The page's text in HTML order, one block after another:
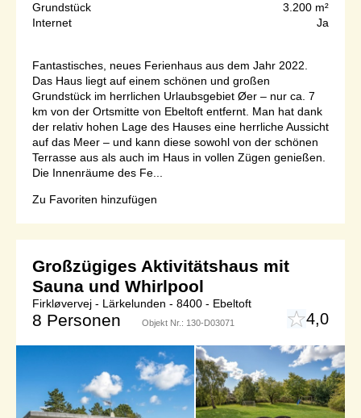
Grundstück
3.200 m²
Internet
Ja
Fantastisches, neues Ferienhaus aus dem Jahr 2022.
Das Haus liegt auf einem schönen und großen
Grundstück im herrlichen Urlaubsgebiet Øer – nur ca. 7
km von der Ortsmitte von Ebeltoft entfernt. Man hat dank
der relativ hohen Lage des Hauses eine herrliche Aussicht
auf das Meer – und kann diese sowohl von der schönen
Terrasse aus als auch im Haus in vollen Zügen genießen.
Die Innenräume des Fe...
Zu Favoriten hinzufügen
Großzügiges Aktivitätshaus mit
Sauna und Whirlpool
Firkløvervej - Lärkelunden - 8400 - Ebeltoft
8 Personen Objekt Nr.: 130-D03071 4,0